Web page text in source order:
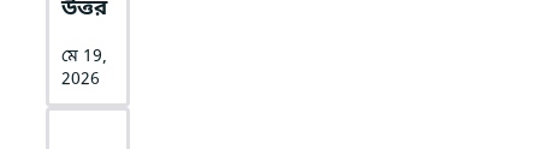
উত্তর
মে 19,
2026